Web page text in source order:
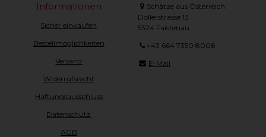
Informationen
Sicher einkaufen
Bestellmöglichkeiten
Versand
Widerrufsrecht
Haftungsausschluss
Datenschutz
AGB
Schätze aus Österreich
Döllerstrasse 13
5324 Faistenau
+43 664 7350 8008
E-Mail